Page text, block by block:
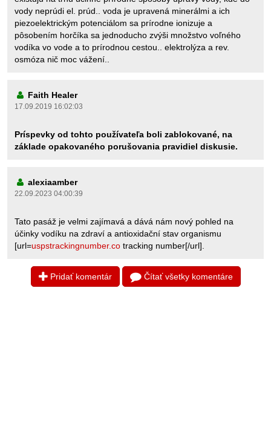
vody neprúdi el. prúd.. voda je upravená minerálmi a ich
piezoelektrickým potenciálom sa prírodne ionizuje a
pôsobením horčíka sa jednoducho zvýši množstvo voľného
vodíka vo vode a to prírodnou cestou.. elektrolýza a rev.
osmóza nič moc vážení..
Faith Healer
17.09.2019 16:02:03
Príspevky od tohto používateľa boli zablokované, na
základe opakovaného porušovania pravidiel diskusie.
alexiaamber
22.09.2023 04:00:39
Tato pasáž je velmi zajímavá a dává nám nový pohled na
účinky vodíku na zdraví a antioxidační stav organismu
[url=uspstrackingnumber.co tracking number[/url].
Pridať komentár Čítať všetky komentáre